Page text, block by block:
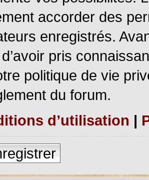
accorder des
enregistrés.
pris
politique de vie
du forum.
d’utilisation |